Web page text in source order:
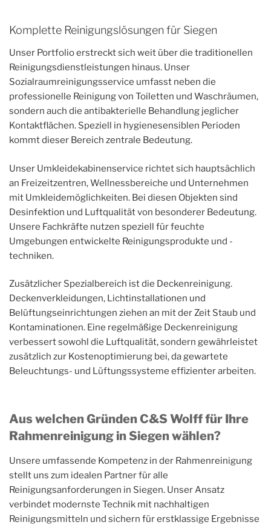
Komplette Reinigungslösungen für Siegen
Unser Portfolio erstreckt sich weit über die traditionellen
Reinigungsdienstleistungen hinaus. Unser
Sozialraumreinigungsservice umfasst neben die
professionelle Reinigung von Toiletten und Waschräumen,
sondern auch die antibakterielle Behandlung jeglicher
Kontaktflächen. Speziell in hygienesensiblen Perioden
kommt dieser Bereich zentrale Bedeutung.
Unser Umkleidekabinenservice richtet sich hauptsächlich
an Freizeitzentren, Wellnessbereiche und Unternehmen
mit Umkleidemöglichkeiten. Bei diesen Objekten sind
Desinfektion und Luftqualität von besonderer Bedeutung.
Unsere Fachkräfte nutzen speziell für feuchte
Umgebungen entwickelte Reinigungsprodukte und -
techniken.
Zusätzlicher Spezialbereich ist die Deckenreinigung.
Deckenverkleidungen, Lichtinstallationen und
Belüftungseinrichtungen ziehen an mit der Zeit Staub und
Kontaminationen. Eine regelmäßige Deckenreinigung
verbessert sowohl die Luftqualität, sondern gewährleistet
zusätzlich zur Kostenoptimierung bei, da gewartete
Beleuchtungs- und Lüftungssysteme effizienter arbeiten.
Aus welchen Gründen C&S Wolff für Ihre
Rahmenreinigung in Siegen wählen?
Unsere umfassende Kompetenz in der Rahmenreinigung
stellt uns zum idealen Partner für alle
Reinigungsanforderungen in Siegen. Unser Ansatz
verbindet modernste Technik mit nachhaltigen
Reinigungsmitteln und sichern für erstklassige Ergebnisse